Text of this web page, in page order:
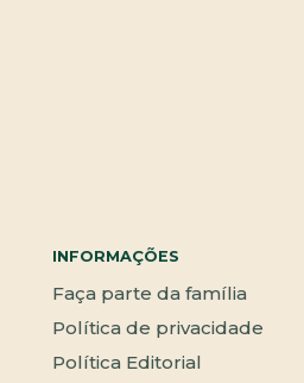
INFORMAÇÕES
Faça parte da família
Política de privacidade
Política Editorial